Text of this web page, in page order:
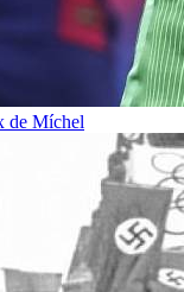
de Míchel